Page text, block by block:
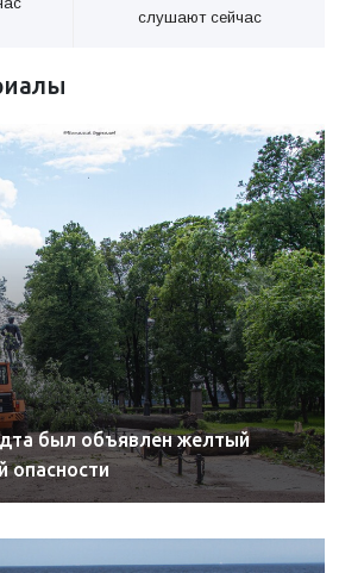
слушают сейчас
был объявлен желтый
опасности